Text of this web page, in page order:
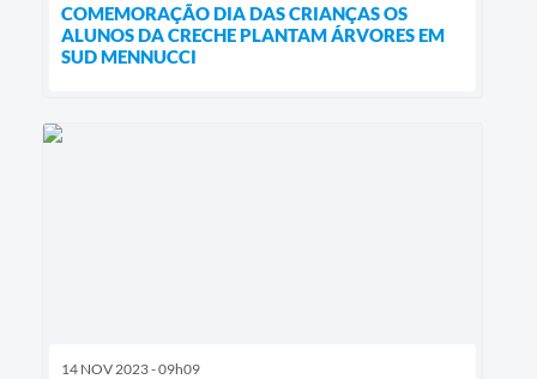
COMEMORAÇÃO DIA DAS CRIANÇAS OS
ALUNOS DA CRECHE PLANTAM ÁRVORES EM
SUD MENNUCCI
14 NOV 2023 - 09h09